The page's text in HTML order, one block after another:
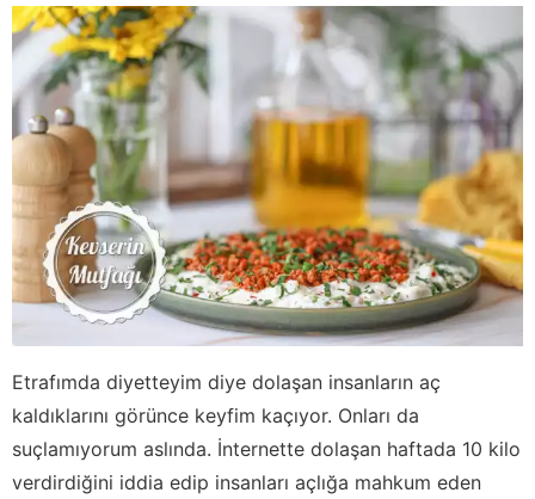
Etrafımda diyetteyim diye dolaşan insanların aç
kaldıklarını görünce keyfim kaçıyor. Onları da
suçlamıyorum aslında. İnternette dolaşan haftada 10 kilo
verdirdiğini iddia edip insanları açlığa mahkum eden